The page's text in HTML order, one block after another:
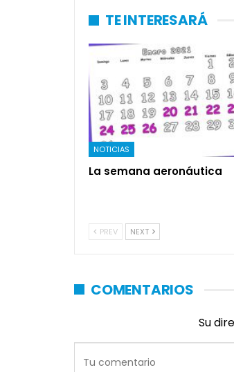
TE INTERESARÁ
NOTICIAS
La semana aeronáutica
PREV NEXT
COMENTARIOS
Su